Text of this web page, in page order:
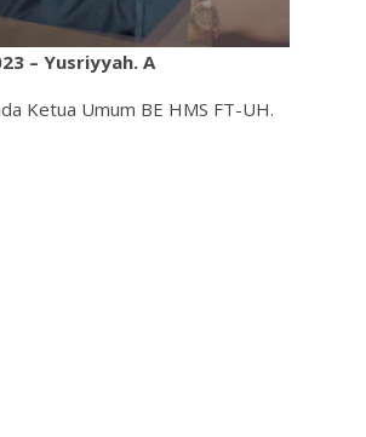
– Yusriyyah. A
Ketua Umum BE HMS FT-UH.